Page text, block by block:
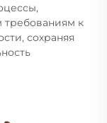
к
сохраняя